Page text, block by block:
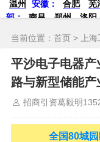
温州
安徽： 合肥 芜
部： 南昌 郑州 洛阳
安
香河 大厂 永清
晋中
沈阳 济南 济
威海
烟台 青岛 珠
山
佛山 清远 福建：
华北： 沈阳 大连
华夏幸福
联东U谷
当前位置： 首页 > 上
平沙电子电器
路与新型储能产
招商引资葛毅明
全国80城